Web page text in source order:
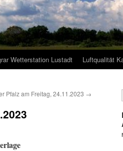
Wetterstation Lustadt Luftqualität
Pfalz am Freitag, 24.11.2023 →